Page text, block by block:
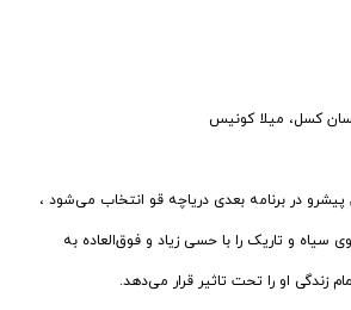
کسل، میلا کونیس
پیشرو در برنامه بعدی دریاچه قو انتخاب می‌شود ،
و تاریک را با حسی زیاد و فوق‌العاده به
زندگی او را تحت تاثیر قرار می‌دهد.